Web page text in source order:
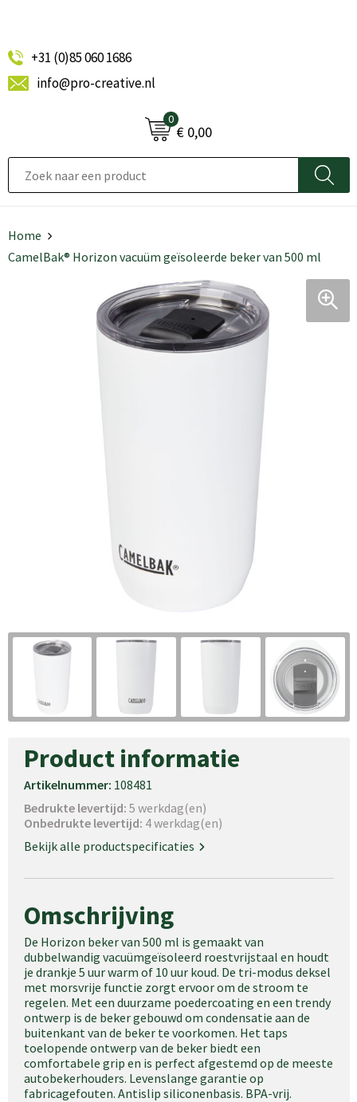
+31 (0)85 060 1686
info@pro-creative.nl
0
€ 0,00
Home
CamelBak® Horizon vacuüm geïsoleerde beker van 500 ml
Product informatie
Artikelnummer: 108481
Bedrukte levertijd: 5 werkdag(en)
Onbedrukte levertijd: 4 werkdag(en)
Bekijk alle productspecificaties
Omschrijving
De Horizon beker van 500 ml is gemaakt van
dubbelwandig vacuümgeïsoleerd roestvrijstaal en houdt
je drankje 5 uur warm of 10 uur koud. De tri-modus deksel
met morsvrije functie zorgt ervoor om de stroom te
regelen. Met een duurzame poedercoating en een trendy
ontwerp is de beker gebouwd om condensatie aan de
buitenkant van de beker te voorkomen. Het taps
toelopende ontwerp van de beker biedt een
comfortabele grip en is perfect afgestemd op de meeste
autobekerhouders. Levenslange garantie op
fabricagefouten. Antislip siliconenbasis. BPA-vrij.